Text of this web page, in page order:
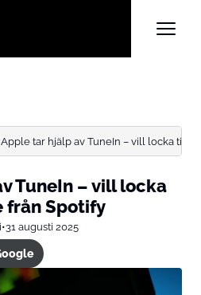
Apple tar hjälp av TuneIn – vill locka
TuneIn – vill locka
från Spotify
•31 augusti 2025